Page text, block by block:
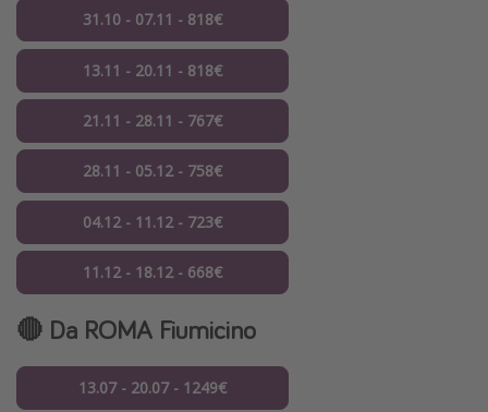
31.10 - 07.11 - 818€
13.11 - 20.11 - 818€
21.11 - 28.11 - 767€
28.11 - 05.12 - 758€
04.12 - 11.12 - 723€
11.12 - 18.12 - 668€
🔴 Da ROMA Fiumicino
13.07 - 20.07 - 1249€